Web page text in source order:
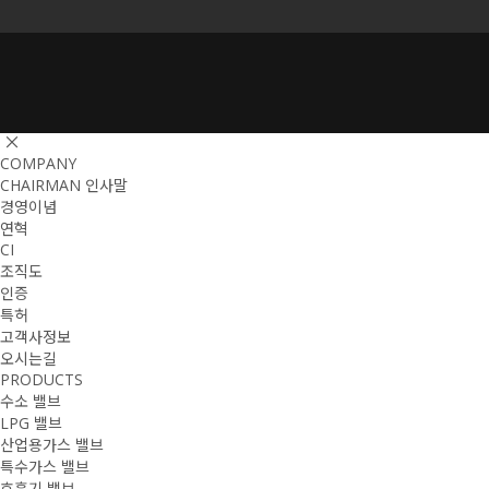
COMPANY
CHAIRMAN 인사말
경영이념
연혁
CI
조직도
인증
특허
고객사정보
오시는길
PRODUCTS
수소 밸브
LPG 밸브
산업용가스 밸브
특수가스 밸브